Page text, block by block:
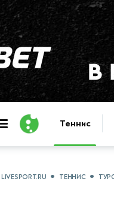
Теннис
LIVESPORT.RU ТЕННИС